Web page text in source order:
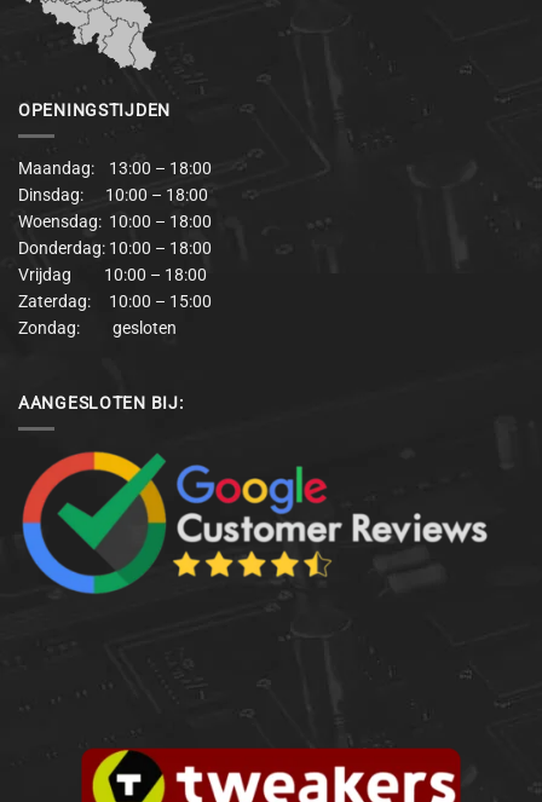
OPENINGSTIJDEN
Maandag: 13:00 – 18:00
Dinsdag: 10:00 – 18:00
Woensdag: 10:00 – 18:00
Donderdag: 10:00 – 18:00
Vrijdag 10:00 – 18:00
Zaterdag: 10:00 – 15:00
Zondag: gesloten
AANGESLOTEN BIJ: